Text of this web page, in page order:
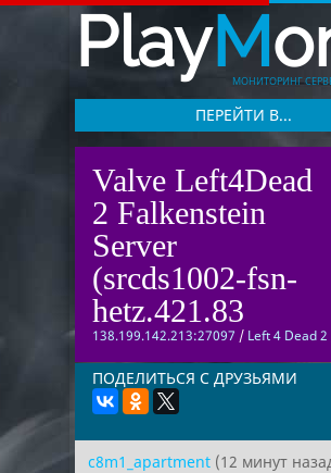
PlayM
МОНИТОРИНГ
ПЕРЕЙТИ В...
Valve Left4Dead
2 Falkenstein
Server
(srcds1002-fsn-
hetz.421.83
138.199.142.213:27097 / Left 4 Dead 2
ПОДЕЛИТЬСЯ С ДРУЗЬЯМИ
c8m1_apartment (12 минут